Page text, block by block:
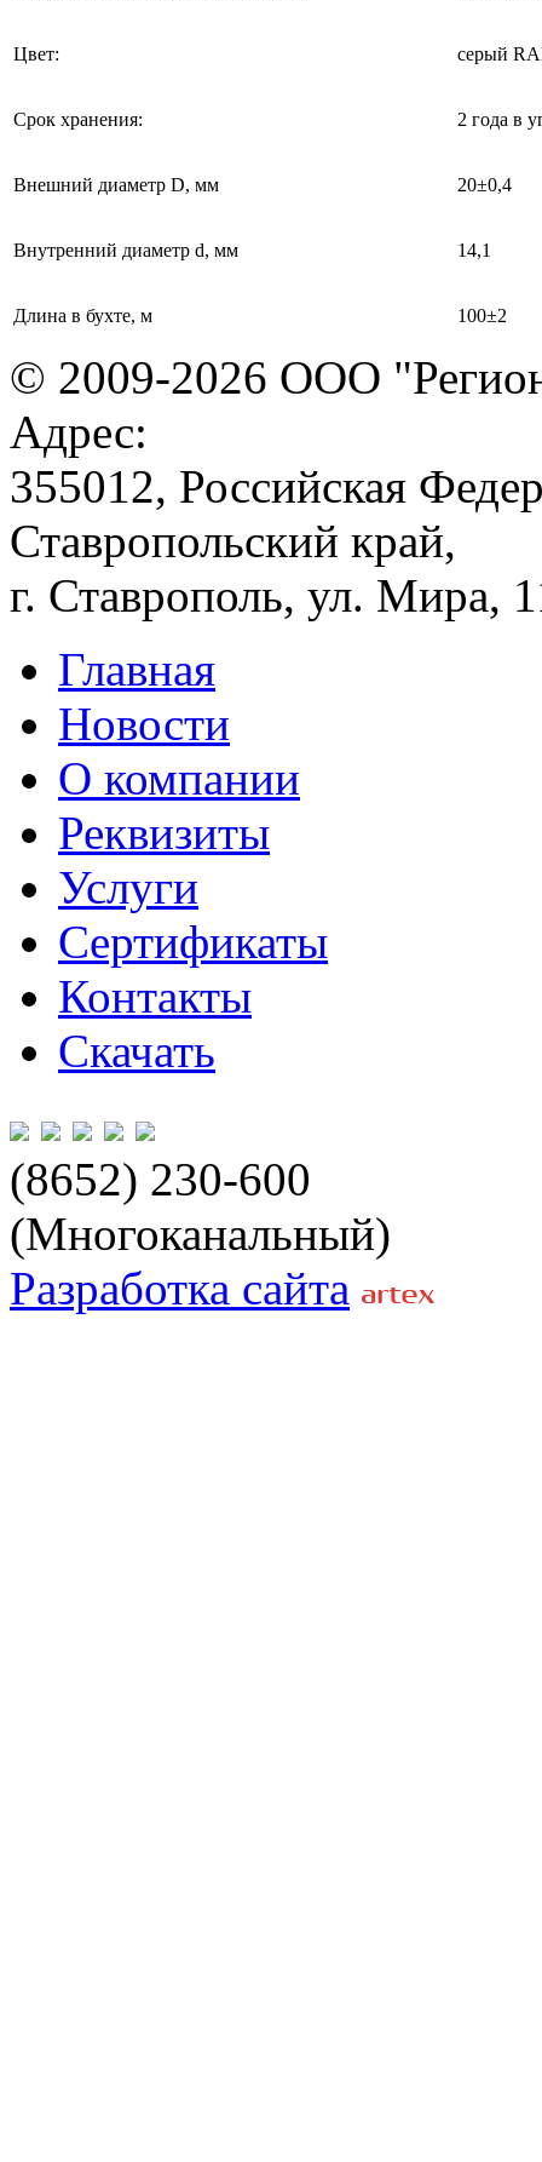
Цвет: серый
Срок хранения: 2 года в
Внешний диаметр D, мм 20±0,4
Внутренний диаметр d, мм 14,1
Длина в бухте, м 100±2
© 2009-2026 ООО
Адрес:
355012, Российская
Ставропольский край,
г. Ставрополь, ул. Мира,
Главная
Новости
О компании
Реквизиты
Услуги
Сертификаты
Контакты
Скачать
(8652) 230-600
(Многоканальный)
Разработка сайта